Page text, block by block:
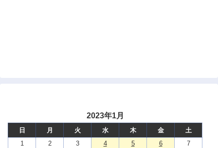
2023年1月
日 月 火 水 木 金
土
1
2 3 4 5 6
7